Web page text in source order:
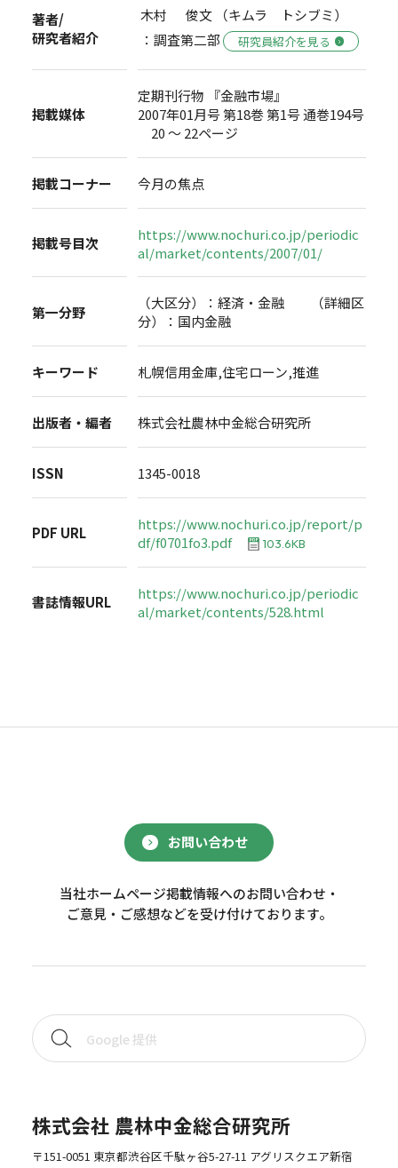
著者/
研究者紹介
木村 俊文 （キムラ トシブミ）
：調査第二部
研究員紹介を見る
掲載媒体
定期刊行物 『金融市場』
2007年01月号 第18巻 第1号 通巻194号
20 ～ 22ページ
掲載コーナー 今月の焦点
掲載号目次
https://www.nochuri.co.jp/periodic
al/market/contents/2007/01/
第一分野
（大区分）：経済・金融 （詳細区
分）：国内金融
キーワード 札幌信用金庫,住宅ローン,推進
出版者・編者 株式会社農林中金総合研究所
ISSN 1345-0018
PDF URL
https://www.nochuri.co.jp/report/p
df/f0701fo3.pdf
103.6KB
書誌情報URL
https://www.nochuri.co.jp/periodic
al/market/contents/528.html
お問い合わせ
当社ホームページ掲載情報へのお問い合わせ・
ご意見・ご感想などを受け付けております。
株式会社 農林中金総合研究所
〒151-0051 東京都渋谷区千駄ヶ谷5-27-11 アグリスクエア新宿